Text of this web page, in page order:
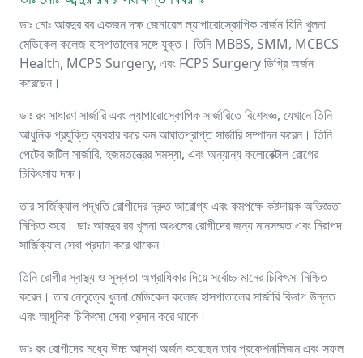
ডাঃ মোঃ আবদুর রব একজন দক্ষ জেনারেল ল্যাপারোস্কোপিক সার্জন যিনি খুলনা
মেডিকেল কলেজ হাসপাতালের সঙ্গে যুক্ত। তিনি MBBS, SMM, MCBCS
Health, MCPS Surgery, এবং FCPS Surgery ডিগ্রি অর্জন
করেছেন।
ডাঃ রব সাধারণ সার্জারি এবং ল্যাপারোস্কোপিক সার্জারিতে বিশেষজ্ঞ, যেখানে তিনি
আধুনিক প্রযুক্তি ব্যবহার করে কম আঘাতপ্রাপ্ত সার্জারি সম্পাদন করেন। তিনি
পেটের জটিল সার্জারি, হজমতন্ত্রের সমস্যা, এবং অন্যান্য কলোরেক্টাল রোগের
চিকিৎসায় দক্ষ।
তার সার্জিক্যাল পদ্ধতি রোগীদের দ্রুত আরোগ্য এবং কমপক্ষে কষ্টদায়ক অভিজ্ঞতা
নিশ্চিত করে। ডাঃ আবদুর রব খুলনা অঞ্চলের রোগীদের জন্য মানসম্মত এবং নিরাপদ
সার্জিক্যাল সেবা প্রদান করে থাকেন।
তিনি রোগীর স্বাস্থ্য ও সুস্থতা অগ্রাধিকার দিয়ে সর্বোচ্চ মানের চিকিৎসা নিশ্চিত
করেন। তার নেতৃত্বে খুলনা মেডিকেল কলেজ হাসপাতালের সার্জারি বিভাগ উন্নত
এবং আধুনিক চিকিৎসা সেবা প্রদান করে থাকে।
ডাঃ রব রোগীদের মধ্যে উচ্চ আস্থা অর্জন করেছেন তার প্রফেশনালিজম এবং সফল